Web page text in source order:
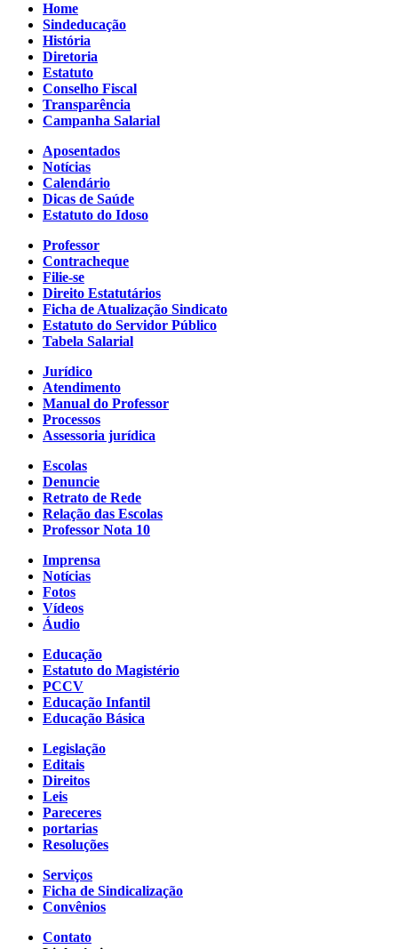
Home
Sindeducação
História
Diretoria
Estatuto
Conselho Fiscal
Transparência
Campanha Salarial
Aposentados
Notícias
Calendário
Dicas de Saúde
Estatuto do Idoso
Professor
Contracheque
Filie-se
Direito Estatutários
Ficha de Atualização Sindicato
Estatuto do Servidor Público
Tabela Salarial
Jurídico
Atendimento
Manual do Professor
Processos
Assessoria jurídica
Escolas
Denuncie
Retrato de Rede
Relação das Escolas
Professor Nota 10
Imprensa
Notícias
Fotos
Vídeos
Áudio
Educação
Estatuto do Magistério
PCCV
Educação Infantil
Educação Básica
Legislação
Editais
Direitos
Leis
Pareceres
portarias
Resoluções
Serviços
Ficha de Sindicalização
Convênios
Contato